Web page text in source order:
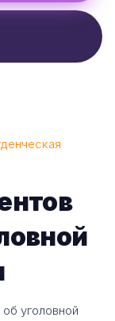
уголовной